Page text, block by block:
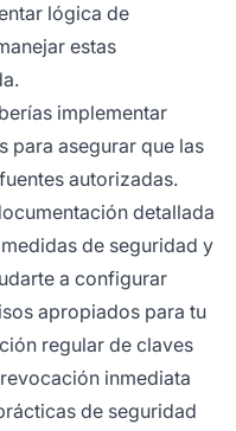
lógica de
estas
implementar
para asegurar que las
autorizadas.
detallada
de seguridad y
a configurar
apropiados para tu
regular de claves
inmediata
de seguridad